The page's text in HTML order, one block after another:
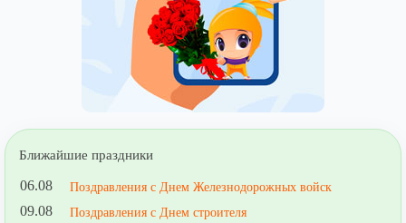
Ближайшие праздники
06.08 Поздравления с Днем Железнодорожных войск
09.08
Поздравления с Днем строителя